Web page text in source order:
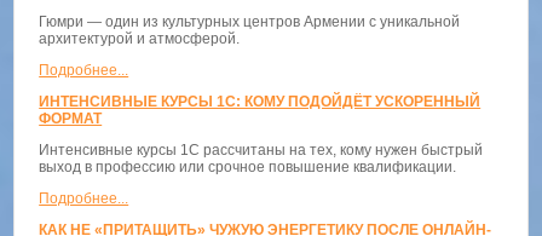
Гюмри — один из культурных центров Армении с уникальной
архитектурой и атмосферой.
Подробнее...
ИНТЕНСИВНЫЕ КУРСЫ 1С: КОМУ ПОДОЙДЁТ УСКОРЕННЫЙ
ФОРМАТ
Интенсивные курсы 1С рассчитаны на тех, кому нужен быстрый
выход в профессию или срочное повышение квалификации.
Подробнее...
КАК НЕ «ПРИТАЩИТЬ» ЧУЖУЮ ЭНЕРГЕТИКУ ПОСЛЕ ОНЛАЙН-